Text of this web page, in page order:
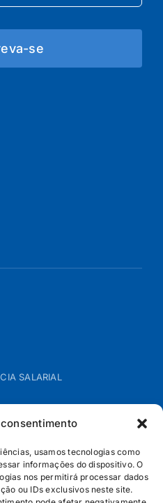
usamos tecnologias como
informações do dispositivo. O
nos permitirá processar dados
ou IDs exclusivos neste site.
se
SALARIAL